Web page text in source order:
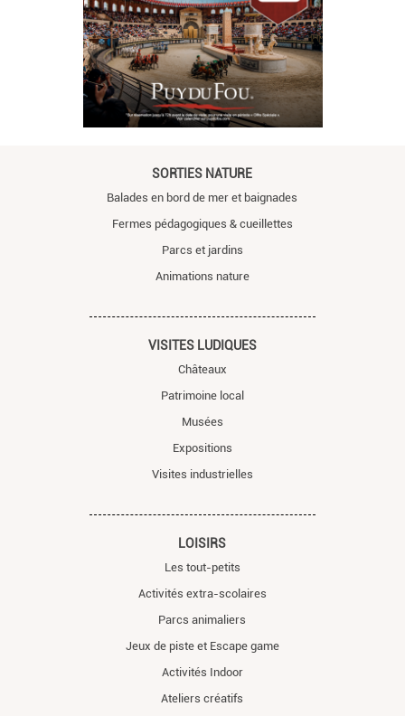
SORTIES NATURE
Balades en bord de mer et baignades
Fermes pédagogiques & cueillettes
Parcs et jardins
Animations nature
VISITES LUDIQUES
Châteaux
Patrimoine local
Musées
Expositions
Visites industrielles
LOISIRS
Les tout-petits
Activités extra-scolaires
Parcs animaliers
Jeux de piste et Escape game
Activités Indoor
Ateliers créatifs